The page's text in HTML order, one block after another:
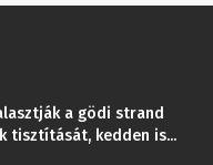
a gödi strand
tisztítását, kedden is...